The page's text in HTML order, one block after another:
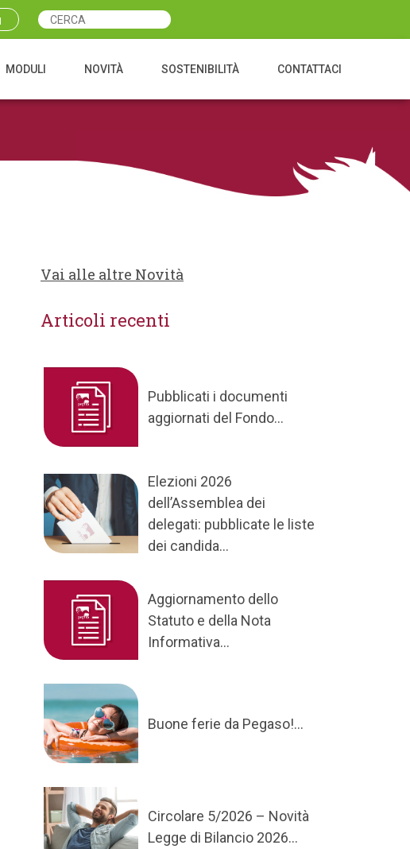
MODULI NOVITÀ SOSTENIBILITÀ CONTATTACI
Vai alle altre Novità
Articoli recenti
Pubblicati i documenti
aggiornati del Fondo...
Elezioni 2026
dell’Assemblea dei
delegati: pubblicate le liste
dei candida...
Aggiornamento dello
Statuto e della Nota
Informativa...
Buone ferie da Pegaso!...
Circolare 5/2026 – Novità
Legge di Bilancio 2026...